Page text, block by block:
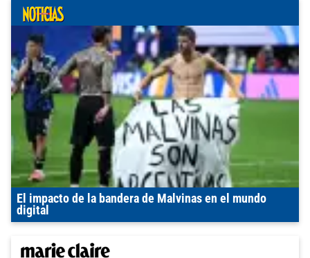
El impacto de la bandera de Malvinas en el mundo
digital